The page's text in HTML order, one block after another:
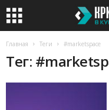
Главная Теги #marketspace
Тег: